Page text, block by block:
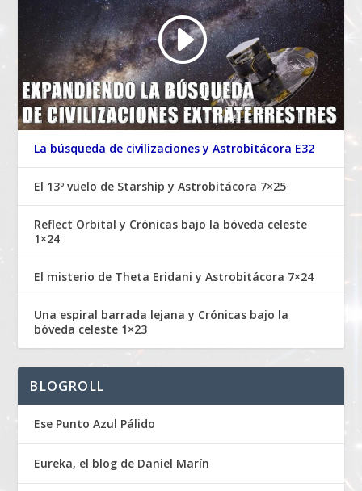
La búsqueda de civilizaciones y Astrobitácora E32
El 13º vuelo de Starship y Astrobitácora 7×25
Reflect Orbital y Crónicas bajo la bóveda celeste
1×24
El misterio de Theta Eridani y Astrobitácora 7×24
Una espiral barrada lejana y Crónicas bajo la
bóveda celeste 1×23
BLOGROLL
Ese Punto Azul Pálido
Eureka, el blog de Daniel Marín